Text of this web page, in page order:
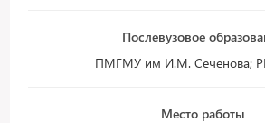
Послевузовое
ПМГМУ им И.М. Сеченова;
Место работы